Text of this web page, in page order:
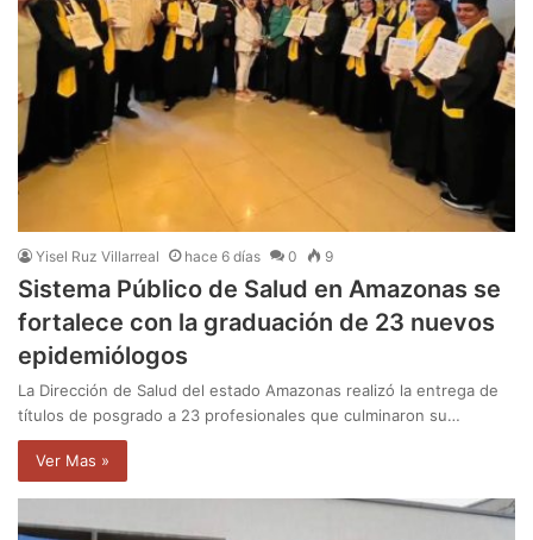
Yisel Ruz Villarreal hace 6 días 0 9
Sistema Público de Salud en Amazonas se
fortalece con la graduación de 23 nuevos
epidemiólogos
La Dirección de Salud del estado Amazonas realizó la entrega de
títulos de posgrado a 23 profesionales que culminaron su…
Ver Mas »